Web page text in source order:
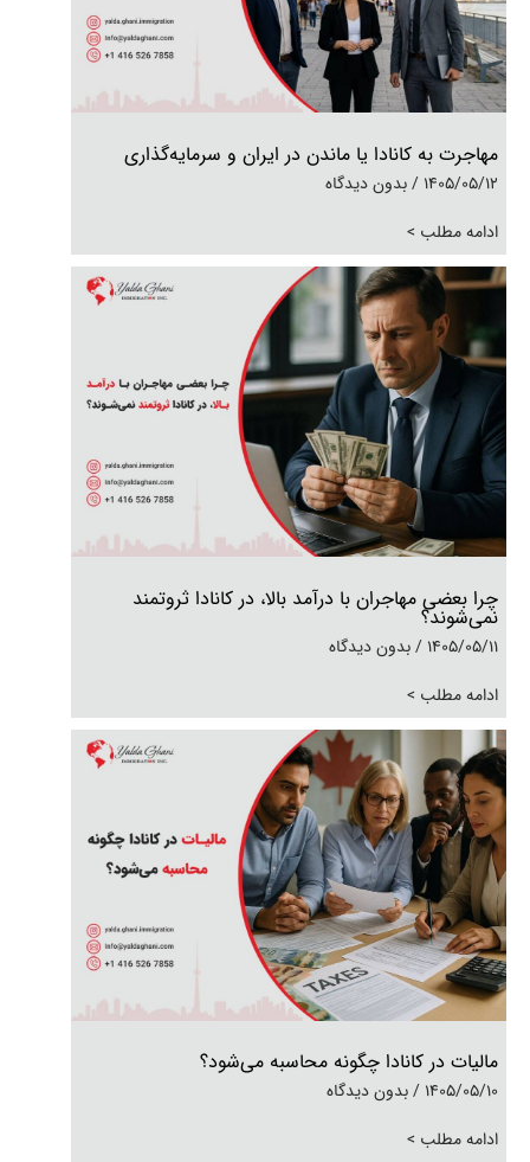
مهاجرت به کانادا یا ماندن در ایران و سرمایه‌گذاری
1405/05/12
بدون دیدگاه
ادامه مطلب >
چرا بعضی مهاجران با درآمد بالا، در کانادا ثروتمند
نمی‌شوند؟
1405/05/11
بدون دیدگاه
ادامه مطلب >
مالیات در کانادا چگونه محاسبه می‌شود؟
1405/05/10
بدون دیدگاه
ادامه مطلب >